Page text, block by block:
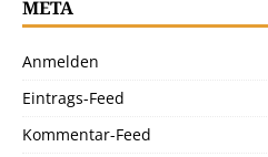
META
Anmelden
Eintrags-Feed
Kommentar-Feed